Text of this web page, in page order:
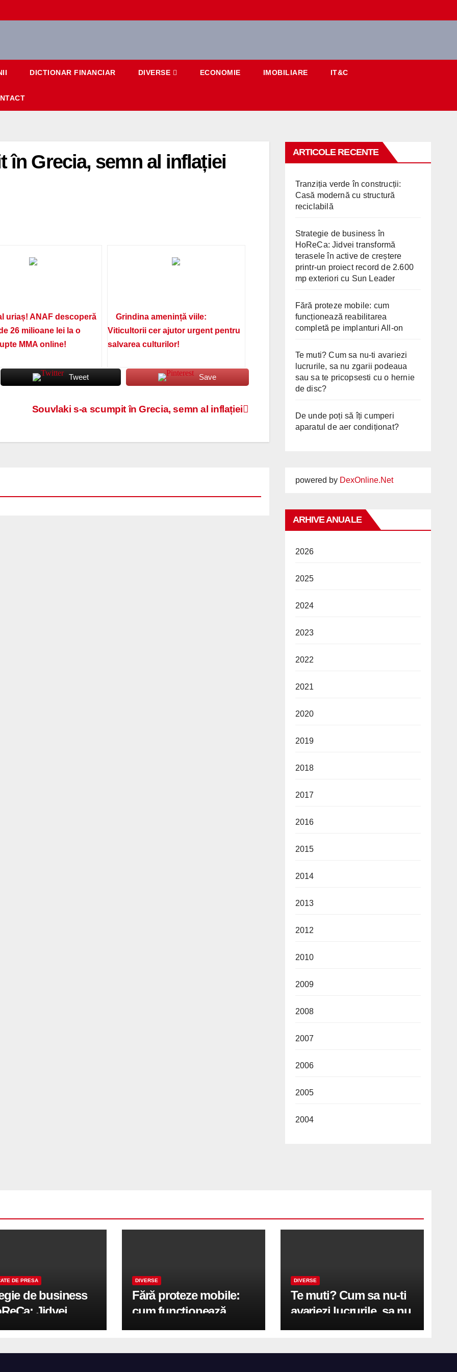
DICTIONAR FINANCIAR DIVERSE ECONOMIE IMOBILIARE IT&C
în Grecia, semn al inflației
uriaș! ANAF descoperă
26 milioane lei la o
MMA online!
Grindina amenință viile:
Viticultorii cer ajutor urgent pentru
salvarea culturilor!
Tweet Save
Souvlaki s-a scumpit în Grecia, semn al inflației
ARTICOLE RECENTE
Tranziția verde în construcții:
Casă modernă cu structură
reciclabilă
Strategie de business în
HoReCa: Jidvei transformă
terasele în active de creștere
printr-un proiect record de 2.600
mp exteriori cu Sun Leader
Fără proteze mobile: cum
funcționează reabilitarea
completă pe implanturi All-on
Te muti? Cum sa nu-ti avariezi
lucrurile, sa nu zgarii podeaua
sau sa te pricopsesti cu o hernie
de disc?
De unde poți să îți cumperi
aparatul de aer condiționat?
powered by DexOnline.Net
ARHIVE ANUALE
2026
2025
2024
2023
2022
2021
2020
2019
2018
2017
2016
2015
2014
2013
2012
2010
2009
2008
2007
2006
2005
2004
DE PRESA
de business
Jidvei
terasele în
DIVERSE
Fără proteze mobile:
cum funcționează
reabilitarea completă
DIVERSE
Te muti? Cum sa nu-ti
avariezi lucrurile, sa nu
zgarii podeaua sau sa